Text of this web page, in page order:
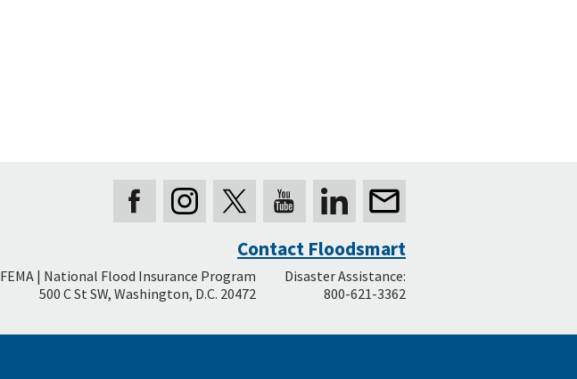
Footer
Contact Floodsmart
FEMA | National Flood Insurance Program
500 C St SW, Washington, D.C. 20472
Disaster Assistance:
800-621-3362